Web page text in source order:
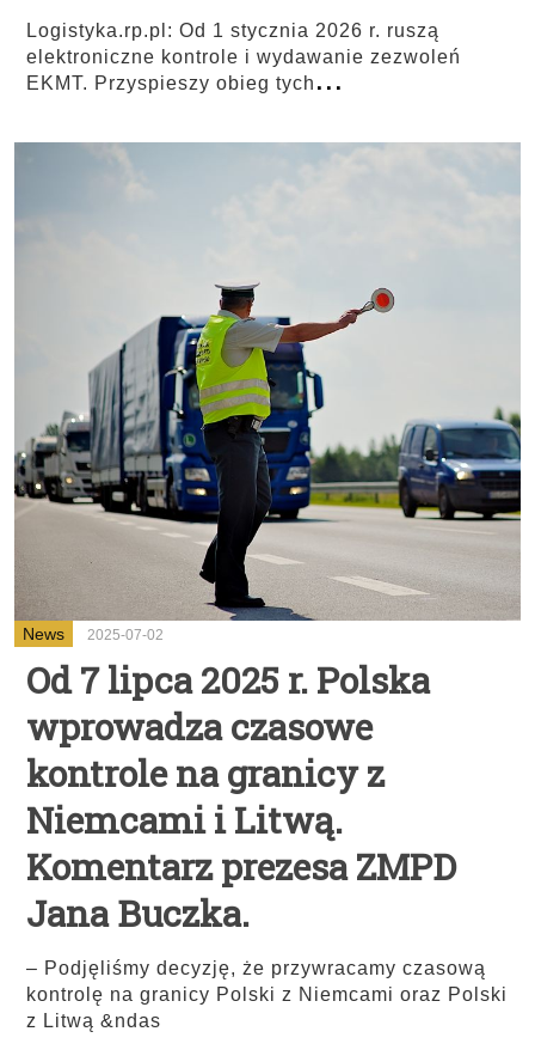
Logistyka.rp.pl: Od 1 stycznia 2026 r. ruszą
elektroniczne kontrole i wydawanie zezwoleń
EKMT. Przyspieszy obieg tych...
News 2025-07-02
Od 7 lipca 2025 r. Polska
wprowadza czasowe
kontrole na granicy z
Niemcami i Litwą.
Komentarz prezesa ZMPD
Jana Buczka.
– Podjęliśmy decyzję, że przywracamy czasową
kontrolę na granicy Polski z Niemcami oraz Polski
z Litwą &ndas